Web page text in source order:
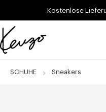
Skip to main content
Skip to footer content
Kostenlose
Offizielle
Website
SCHUHE Sneakers